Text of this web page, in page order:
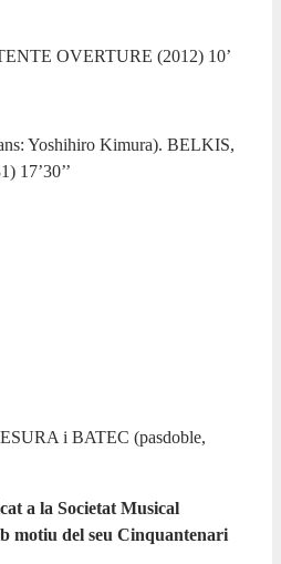
OVERTURE (2012) 10’
Yoshihiro Kimura). BELKIS,
17’30’’
i BATEC (pasdoble,
a la Societat Musical
motiu del seu Cinquantenari